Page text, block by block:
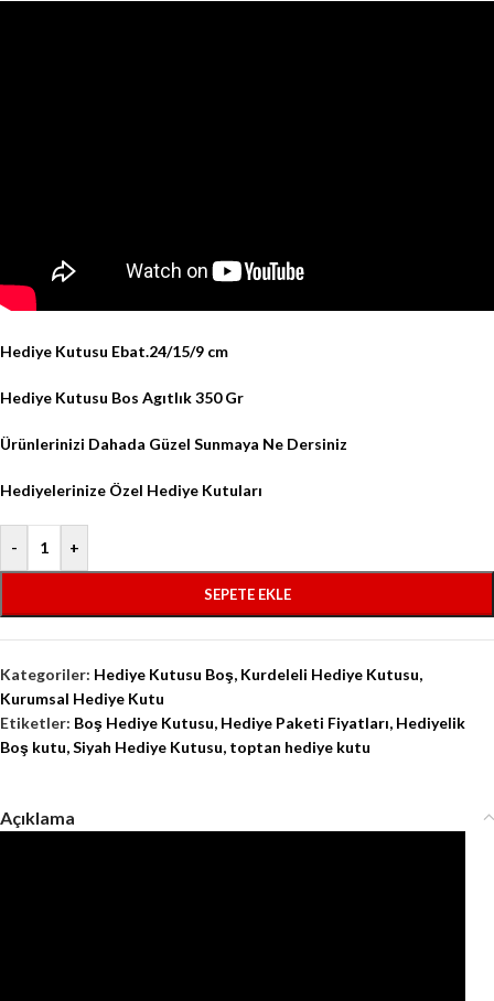
Hediye Kutusu Ebat.24/15/9 cm
Hediye Kutusu Bos Agıtlık 350 Gr
Ürünlerinizi Dahada Güzel Sunmaya Ne Dersiniz
Hediyelerinize Özel Hediye Kutuları
- +
SEPETE EKLE
Kategoriler: Hediye Kutusu Boş, Kurdeleli Hediye Kutusu,
Kurumsal Hediye Kutu
Etiketler: Boş Hediye Kutusu, Hediye Paketi Fiyatları, Hediyelik
Boş kutu,Siyah Hediye Kutusu, toptan hediye kutu
Açıklama